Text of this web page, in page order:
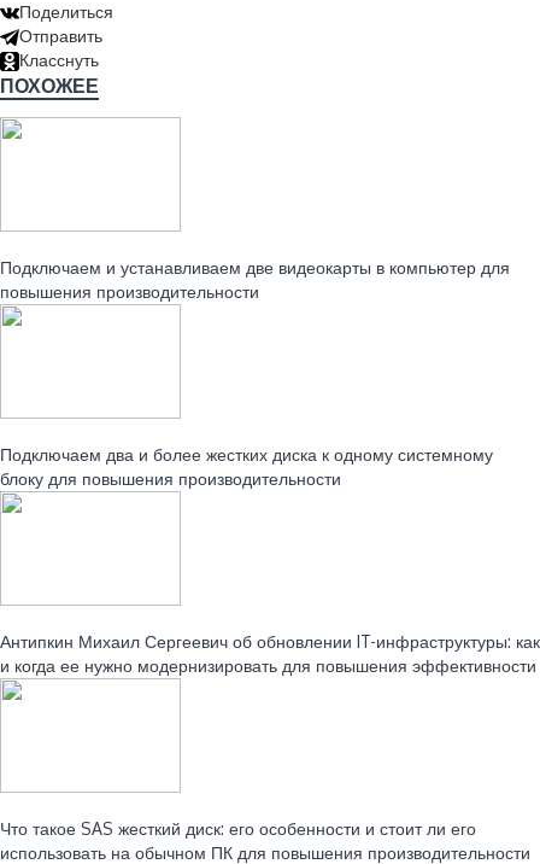
Поделиться
Отправить
Класснуть
ПОХОЖЕЕ
Подключаем и устанавливаем две видеокарты в компьютер для
повышения производительности
Подключаем два и более жестких диска к одному системному
блоку для повышения производительности
Антипкин Михаил Сергеевич об обновлении IT-инфраструктуры: как
и когда ее нужно модернизировать для повышения эффективности
Что такое SAS жесткий диск: его особенности и стоит ли его
использовать на обычном ПК для повышения производительности